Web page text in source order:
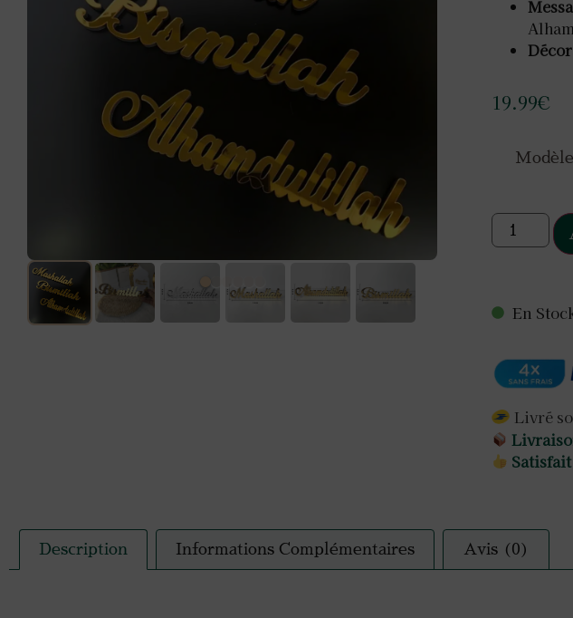
19.99€
En
Livré
Description Informations Complémentaires Avis (0)